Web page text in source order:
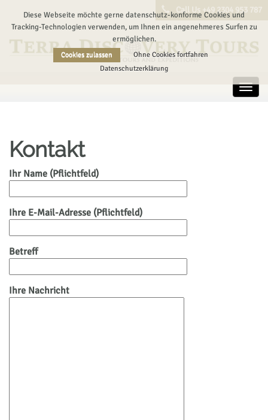
Call Us +49 2304 953 787
Kontakt
Ihr Name (Pflichtfeld)
Ihre E-Mail-Adresse (Pflichtfeld)
Betreff
Ihre Nachricht
Diese Webseite möchte gerne datenschutz-konforme Cookies und
Tracking-Technologien verwenden, um Ihnen ein angenehmeres Surfen zu
ermöglichen.
Cookies zulassen
Ohne Cookies fortfahren
Datenschutzerklärung